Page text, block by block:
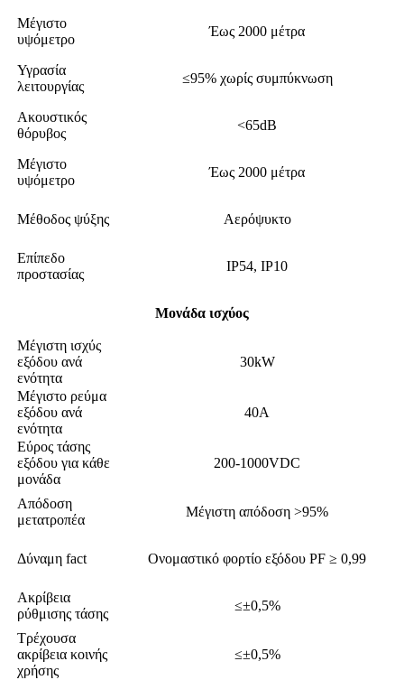
Μέγιστο
υψόμετρο
Έως 2000 μέτρα
Υγρασία
λειτουργίας
≤95% χωρίς συμπύκνωση
Ακουστικός
θόρυβος
<65dB
Μέγιστο
υψόμετρο
Έως 2000 μέτρα
Μέθοδος ψύξης Αερόψυκτο
Επίπεδο
προστασίας
IP54, IP10
Μονάδα ισχύος
Μέγιστη ισχύς
εξόδου ανά
ενότητα
30kW
Μέγιστο ρεύμα
εξόδου ανά
ενότητα
40Α
Εύρος τάσης
εξόδου για κάθε
μονάδα
200-1000VDC
Απόδοση
μετατροπέα
Μέγιστη απόδοση >95%
Δύναμη fact Ονομαστικό φορτίο εξόδου PF ≥ 0,99
Ακρίβεια
ρύθμισης τάσης
≤±0,5%
Τρέχουσα
ακρίβεια κοινής
χρήσης
≤±0,5%